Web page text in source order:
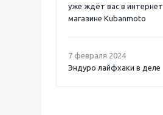
уже ждёт вас в интернет
магазине Kubanmoto
7 февраля 2024
Эндуро лайфхаки в деле